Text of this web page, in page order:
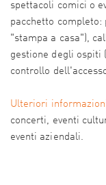
spettacoli comici o
pacchetto
"stampa a casa"),
gestione degli ospiti
controllo
Ulteriori
concerti, eventi
eventi aziendali.